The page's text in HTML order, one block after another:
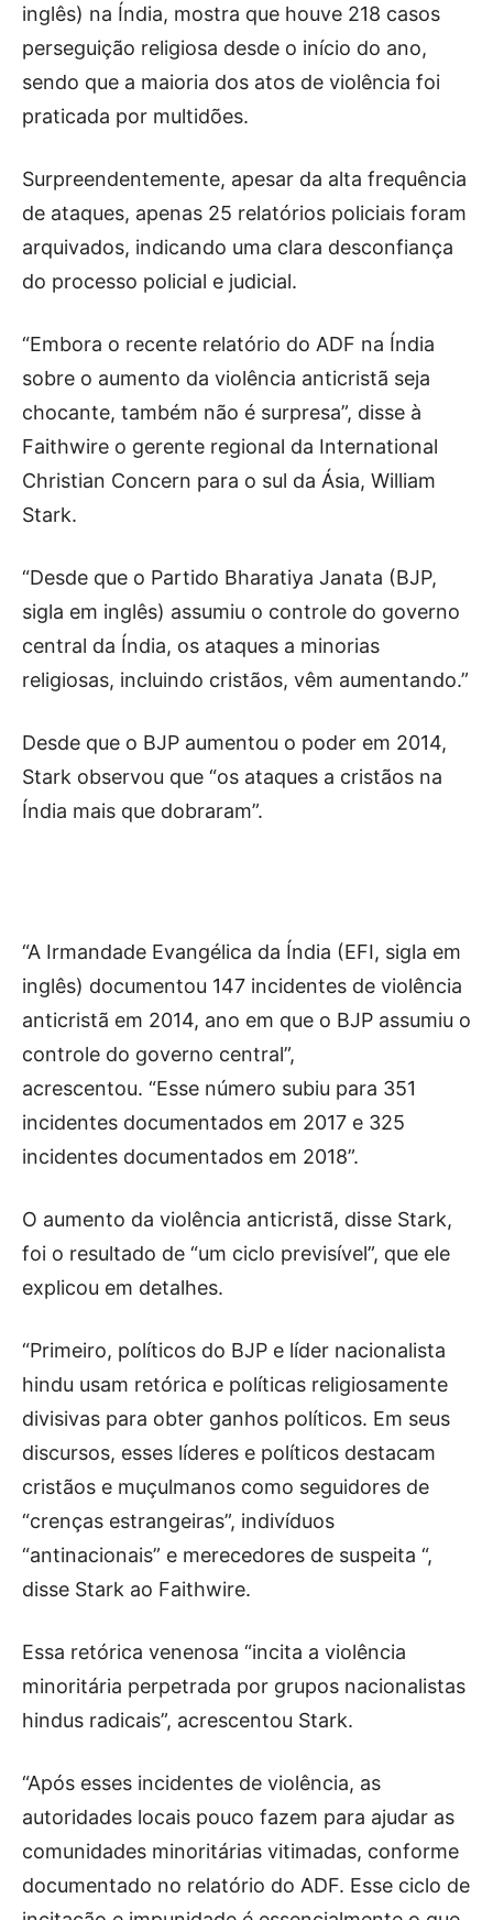
inglês) na Índia, mostra que houve 218 casos
perseguição religiosa desde o início do ano,
sendo que a maioria dos atos de violência foi
praticada por multidões.
Surpreendentemente, apesar da alta frequência
de ataques, apenas 25 relatórios policiais foram
arquivados, indicando uma clara desconfiança
do processo policial e judicial.
“Embora o recente relatório do ADF na Índia
sobre o aumento da violência anticristã seja
chocante, também não é surpresa”, disse à
Faithwire o gerente regional da International
Christian Concern para o sul da Ásia, William
Stark.
“Desde que o Partido Bharatiya Janata (BJP,
sigla em inglês) assumiu o controle do governo
central da Índia, os ataques a minorias
religiosas, incluindo cristãos, vêm aumentando.”
Desde que o BJP aumentou o poder em 2014,
Stark observou que “os ataques a cristãos na
Índia mais que dobraram”.
“A Irmandade Evangélica da Índia (EFI, sigla em
inglês) documentou 147 incidentes de violência
anticristã em 2014, ano em que o BJP assumiu o
controle do governo central”,
acrescentou. “Esse número subiu para 351
incidentes documentados em 2017 e 325
incidentes documentados em 2018”.
O aumento da violência anticristã, disse Stark,
foi o resultado de “um ciclo previsível”, que ele
explicou em detalhes.
“Primeiro, políticos do BJP e líder nacionalista
hindu usam retórica e políticas religiosamente
divisivas para obter ganhos políticos. Em seus
discursos, esses líderes e políticos destacam
cristãos e muçulmanos como seguidores de
“crenças estrangeiras”, indivíduos
“antinacionais” e merecedores de suspeita “,
disse Stark ao Faithwire.
Essa retórica venenosa “incita a violência
minoritária perpetrada por grupos nacionalistas
hindus radicais”, acrescentou Stark.
“Após esses incidentes de violência, as
autoridades locais pouco fazem para ajudar as
comunidades minoritárias vitimadas, conforme
documentado no relatório do ADF. Esse ciclo de